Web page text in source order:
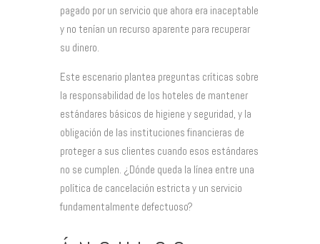
pagado por un servicio que ahora era inaceptable
y no tenían un recurso aparente para recuperar
su dinero.
Este escenario plantea preguntas críticas sobre
la responsabilidad de los hoteles de mantener
estándares básicos de higiene y seguridad, y la
obligación de las instituciones financieras de
proteger a sus clientes cuando esos estándares
no se cumplen. ¿Dónde queda la línea entre una
política de cancelación estricta y un servicio
fundamentalmente defectuoso?